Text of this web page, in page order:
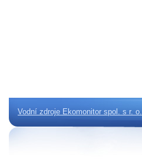
Vodní zdroje Ekomonitor spol. s r. o.